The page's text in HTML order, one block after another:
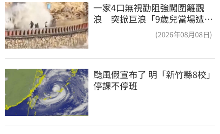
一家4口無視勸阻強闖圍籬觀
浪 突掀巨浪「9歲兒當場遭捲
(2026年08月08日)
颱風假宣布了 明「新竹縣8校」
停課不停班